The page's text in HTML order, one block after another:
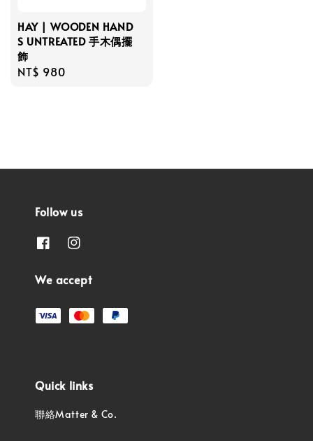
HAY | WOODEN HAND
S UNTREATED 手木偶擺
飾
Regular
NT$ 980
Follow us
We accept
Quick links
聯絡Matter & Co.